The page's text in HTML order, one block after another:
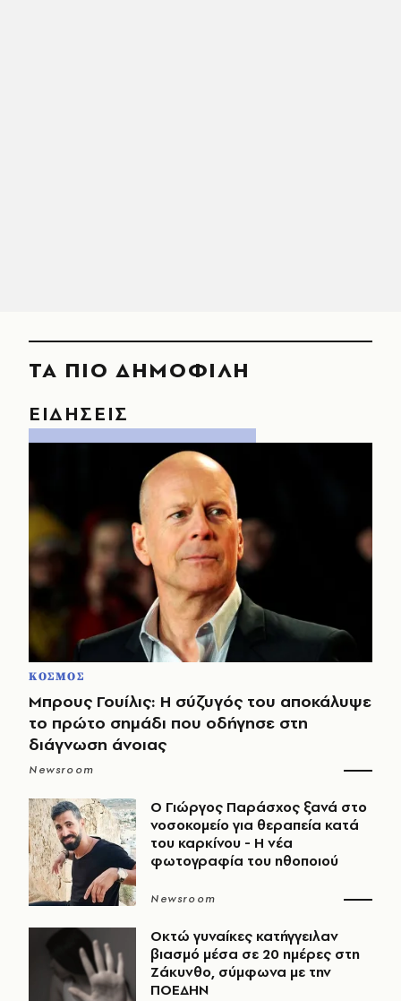
ΤΑ ΠΙΟ ΔΗΜΟΦΙΛΗ
ΕΙΔΗΣΕΙΣ
ΚΟΣΜΟΣ
Μπρους Γουίλις: Η σύζυγός του αποκάλυψε
το πρώτο σημάδι που οδήγησε στη
διάγνωση άνοιας
Newsroom
O Γιώργος Παράσχος ξανά στο
νοσοκομείο για θεραπεία κατά
του καρκίνου - Η νέα
φωτογραφία του ηθοποιού
Newsroom
Οκτώ γυναίκες κατήγγειλαν
βιασμό μέσα σε 20 ημέρες στη
Ζάκυνθο, σύμφωνα με την
ΠΟΕΔΗΝ